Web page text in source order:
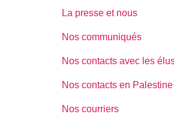
La presse et nous
Nos communiqués
Nos contacts avec les
Nos contacts en Palestine
Nos courriers